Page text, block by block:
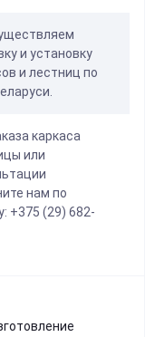
и установку
и лестниц по
каркаса
или
нам по
+375 (29) 682-